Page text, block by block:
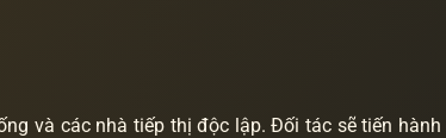
và các nhà tiếp thị độc lập. Đối tác sẽ tiến